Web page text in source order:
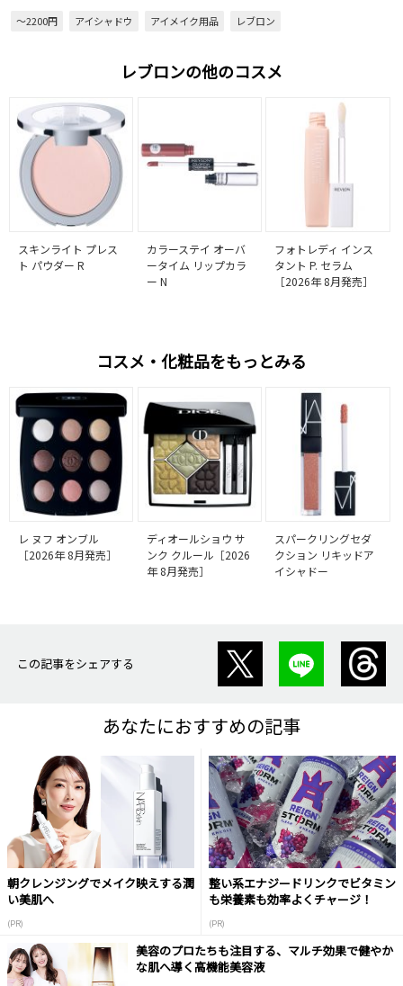
～2200円 アイシャドウ アイメイク用品 レブロン
レブロンの他のコスメ
スキンライト プレス
ト パウダー R
カラーステイ オーバ
ータイム リップカラ
ー N
フォトレディ インス
タント P. セラム
［2026年 8月発売］
コスメ・化粧品をもっとみる
レ ヌフ オンブル
［2026年 8月発売］
ディオールショウ サ
ンク クルール［2026
年 8月発売］
スパークリングセダ
クション リキッドア
イシャドー
この記事をシェアする
あなたにおすすめの記事
朝クレンジングでメイク映えする潤
い美肌へ
(PR)
整い系エナジードリンクでビタミン
も栄養素も効率よくチャージ！
(PR)
美容のプロたちも注目する、マルチ効果で健やか
な肌へ導く高機能美容液